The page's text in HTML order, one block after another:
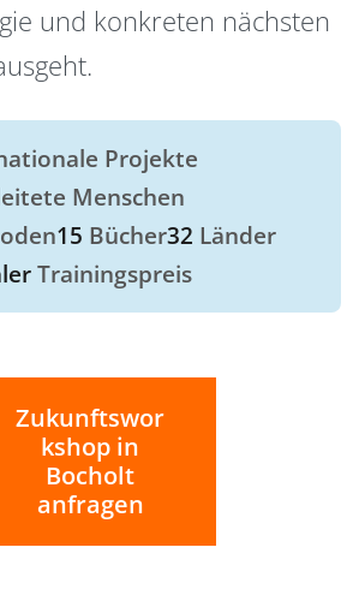
und konkreten nächsten
Projekte
Menschen
15 Bücher32 Länder
Trainingspreis
Zukunftswor
kshop in
Bocholt
anfragen